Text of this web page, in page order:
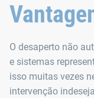
O desaperto não
e sistemas
isso muitas vezes
intervenção